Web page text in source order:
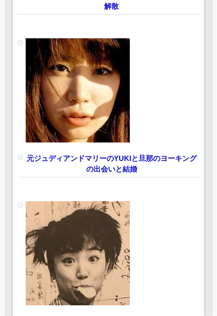
解散
元ジュディアンドマリーのYUKIと旦那のヨーキング
の出会いと結婚